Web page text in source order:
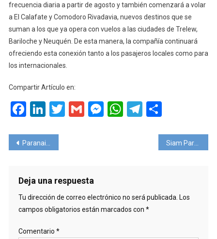
frecuencia diaria a partir de agosto y también comenzará a volar
a El Calafate y Comodoro Rivadavia, nuevos destinos que se
suman a los que ya opera con vuelos a las ciudades de Trelew,
Bariloche y Neuquén. De esta manera, la compañía continuará
ofreciendo esta conexión tanto a los pasajeros locales como para
los internacionales.
Compartir Artículo en:
Facebook
LinkedIn
Twitter
GmailMessenger
WhatsApp
Telegram
Navegación
entradas
Paranair suma frecuencias entre Asunción y Buenos Aires Siam Park abre también de noche
Deja una respuesta
Tu dirección de correo electrónico no será publicada. Los
campos obligatorios están marcados con *
Comentario *